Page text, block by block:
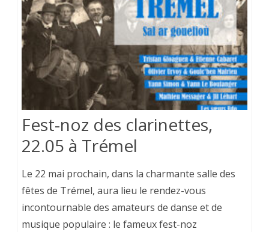
Fest-noz des clarinettes,
22.05 à Trémel
Le 22 mai prochain, dans la charmante salle des
fêtes de Trémel, aura lieu le rendez-vous
incontournable des amateurs de danse et de
musique populaire : le fameux fest-noz